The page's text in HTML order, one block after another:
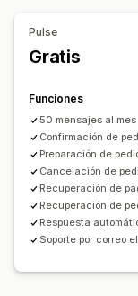
Respuestas rápidas
Actualizaciones de
Color y fuente
Horario de apertura
Botones del chat
Flujos del chat
Pulse
Gratis
Funciones
50 mensajes al mes
Confirmación de
Preparación de
Cancelación de
Recuperación de
Recuperación de
Respuesta
Soporte por correo